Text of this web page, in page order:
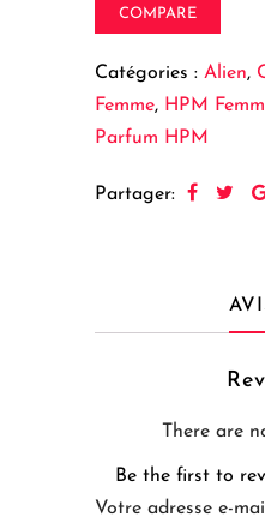
COMPARE
Catégories : Alien,
Femme, HPM
Parfum HPM
Partager:
There are
Be the first to
Votre adresse e-